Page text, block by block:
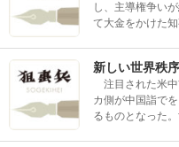
し、主導権争い
て大金をかけた
新しい世界秩
注目された米中
カ側が中国詣で
るものとなった